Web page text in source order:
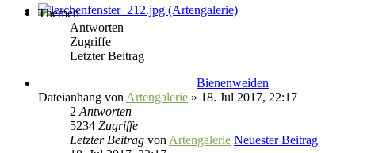
Themen
Antworten
Zugriffe
Letzter Beitrag
Bienenweiden
Dateianhang von Artengalerie » 18. Jul 2017, 22:17
2 Antworten
5234 Zugriffe
Letzter Beitrag von Artengalerie Neuester Beitrag